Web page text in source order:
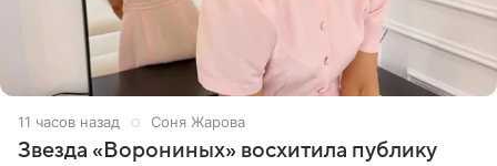
11 часов назад Соня Жарова
Звезда «Ворониных» восхитила публику